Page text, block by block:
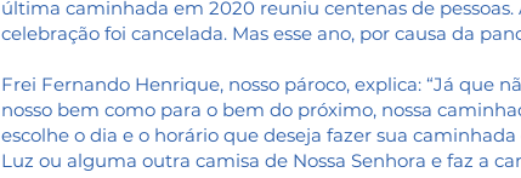
última caminhada em 2020 reuniu centenas de
celebração foi cancelada. Mas esse ano, por causa da
Frei Fernando Henrique, nosso pároco, explica: “Já que
nosso bem como para o bem do próximo, nossa
escolhe o dia e o horário que deseja fazer sua
Luz ou alguma outra camisa de Nossa Senhora e faz a